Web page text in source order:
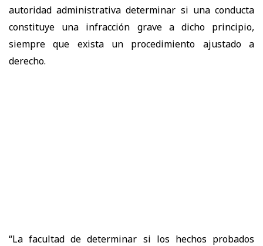
autoridad administrativa determinar si una conducta
constituye una infracción grave a dicho principio,
siempre que exista un procedimiento ajustado a
derecho.
“La facultad de determinar si los hechos probados